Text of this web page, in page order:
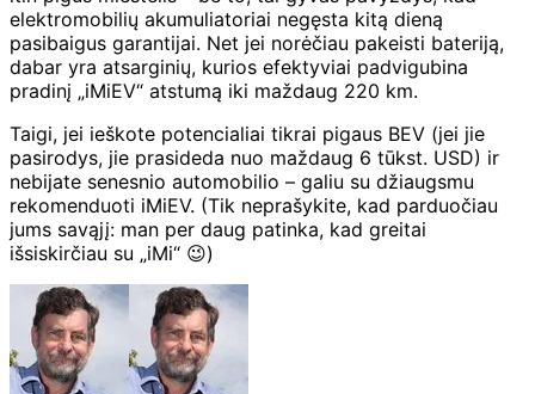
elektromobilių akumuliatoriai negęsta kitą dieną
pasibaigus garantijai. Net jei norėčiau pakeisti bateriją,
dabar yra atsarginių, kurios efektyviai padvigubina
pradinį „iMiEV“ atstumą iki maždaug 220 km.
Taigi, jei ieškote potencialiai tikrai pigaus BEV (jei jie
pasirodys, jie prasideda nuo maždaug 6 tūkst. USD) ir
nebijate senesnio automobilio – galiu su džiaugsmu
rekomenduoti iMiEV. (Tik neprašykite, kad parduočiau
jums savąjį: man per daug patinka, kad greitai
išsiskirčiau su „iMi“ 😉)